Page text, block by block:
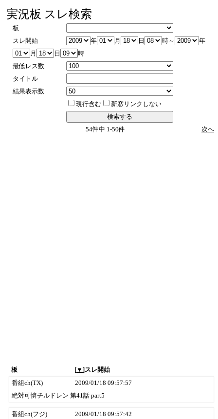
実況板 スレ検索
板
スレ開始
年 月 日 時～
年
月
日
時
最低レス数
タイトル
結果表示数
現行含む
新窓リンクしない
54件中 1-50件 次へ
板 [▼ ]スレ開始
番組ch(TX)
2009/01/18 09:57:57
絶対可憐チルドレン 第41話 part5
番組ch(フジ)
2009/01/18 09:57:42